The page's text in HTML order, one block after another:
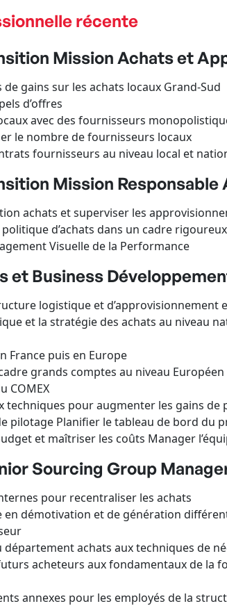
récente
Mission Achats et
gains sur les achats locaux Grand-Sud
d’offres
avec des fournisseurs
le nombre de fournisseurs locaux
fournisseurs au niveau local et
Mission
achats et superviser les
d’achats dans un cadre
Visuelle de la Performance
et Business
logistique et d’approvisionnement
et la stratégie des achats au niveau
France puis en Europe
grands comptes au niveau Européen
COMEX
techniques pour augmenter les gains
pilotage Planifier le tableau de bord du
et maîtriser les coûts Manager
Sourcing Group
pour recentraliser les achats
en démotivation et de génération
département achats aux techniques de
acheteurs aux fondamentaux de la
annexes pour les employés de la